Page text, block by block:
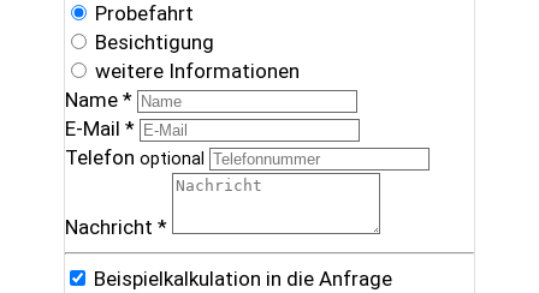
Probefahrt
Besichtigung
weitere Informationen
Name *
E-Mail *
Telefon optional
Nachricht *
Beispielkalkulation in die Anfrage